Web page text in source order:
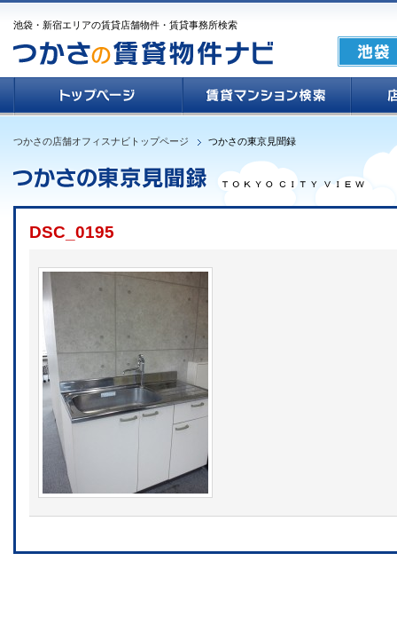
池袋・新宿エリアの賃貸店舗物件・賃貸事務所検索
つかさの店舗オフィスナビトップページ つかさの東京見聞録
DSC_0195